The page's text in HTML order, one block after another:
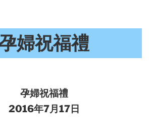
婦祝福禮
孕婦祝福禮
2016年7月17日